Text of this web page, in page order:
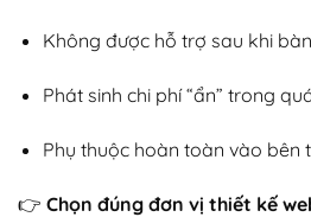
Không được hỗ trợ sau khi
Phát sinh chi phí “ẩn” trong
Phụ thuộc hoàn toàn vào bên
👉 Chọn đúng đơn vị thiết kế